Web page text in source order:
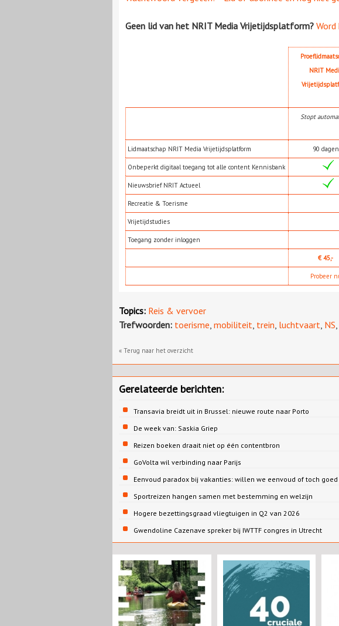
Geen lid van het NRIT Media Vrijetijdsplatform? Word
NRIT
Stopt
Lidmaatschap NRIT Media Vrijetijdsplatform 90 dagen
Onbeperkt digitaal toegang tot alle content Kennisbank
Nieuwsbrief NRIT Actueel
Recreatie & Toerisme
Vrijetijdstudies
Toegang zonder inloggen
€ 45,-
Probeer
Topics: Reis & vervoer
Trefwoorden: toerisme mobiliteit trein luchtvaart NS
« Terug naar het overzicht
Gerelateerde berichten:
Transavia breidt uit in Brussel: nieuwe route naar Porto
De week van: Saskia Griep
Reizen boeken draait niet op één contentbron
GoVolta wil verbinding naar Parijs
Eenvoud paradox bij vakanties: willen we eenvoud of toch goed
Sportreizen hangen samen met bestemming en welzijn
Hogere bezettingsgraad vliegtuigen in Q2 van 2026
Gwendoline Cazenave spreker bij IWTTF congres in Utrecht